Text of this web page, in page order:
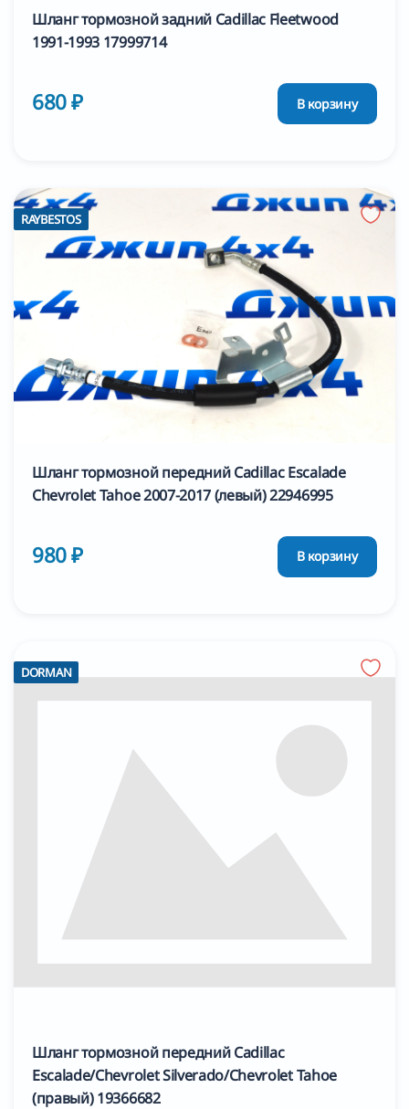
Шланг тормозной задний Cadillac Fleetwood
1991-1993 17999714
680 ₽ В корзину
RAYBESTOS
Шланг тормозной передний Cadillac Escalade
Chevrolet Tahoe 2007-2017 (левый) 22946995
980 ₽ В корзину
DORMAN
Шланг тормозной передний Cadillac
Escalade/Chevrolet Silverado/Chevrolet Tahoe
(правый) 19366682